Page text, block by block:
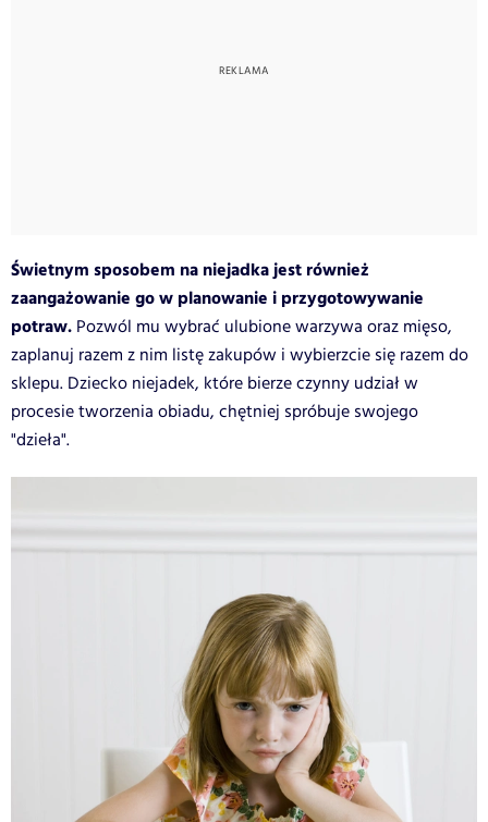
Świetnym sposobem na niejadka jest również
zaangażowanie go w planowanie i przygotowywanie
potraw. Pozwól mu wybrać ulubione warzywa oraz mięso,
zaplanuj razem z nim listę zakupów i wybierzcie się razem do
sklepu. Dziecko niejadek, które bierze czynny udział w
procesie tworzenia obiadu, chętniej spróbuje swojego
"dzieła".